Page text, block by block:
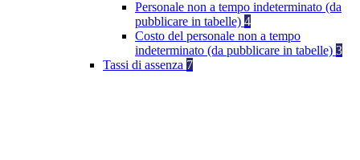
Personale non a tempo indeterminato (da
pubblicare in tabelle) 4
Costo del personale non a tempo
indeterminato (da pubblicare in tabelle) 3
Tassi di assenza 7